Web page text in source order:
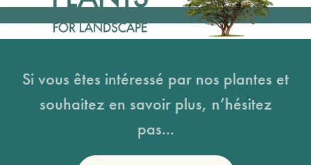
Si vous êtes intéressé par nos plantes et
souhaitez en savoir plus, n’hésitez
pas...